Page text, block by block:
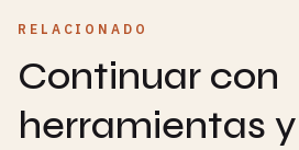
RELACIONADO
Continuar con
herramientas